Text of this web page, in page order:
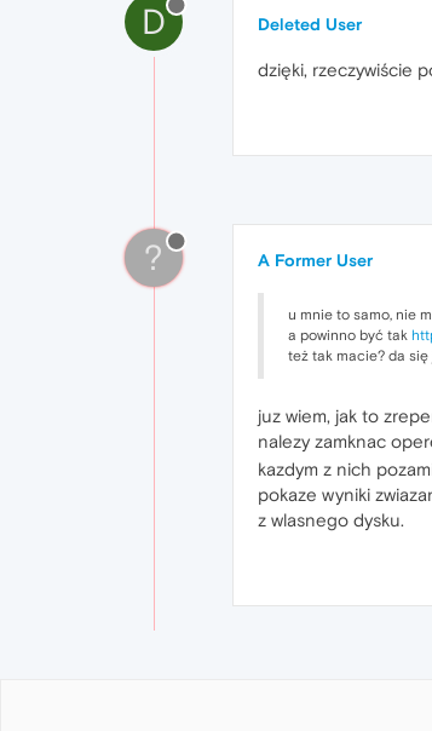
D Deleted User
dzięki, rzeczywiście
? A Former User
u mnie to samo, nie
a powinno być tak
też tak macie? da się
juz wiem, jak to
nalezy zamknac
kazdym z nich
pokaze wyniki
z wlasnego dysku.